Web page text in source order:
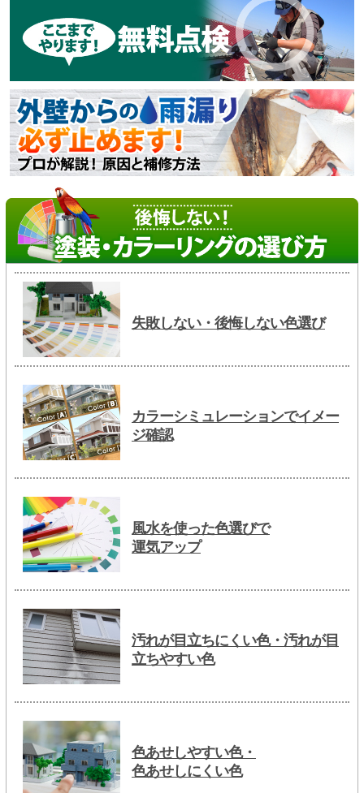
失敗しない・後悔しない色選び
カラーシミュレーションでイメー
ジ確認
風水を使った色選びで
運気アップ
汚れが目立ちにくい色・汚れが目
立ちやすい色
色あせしやすい色・
色あせしにくい色